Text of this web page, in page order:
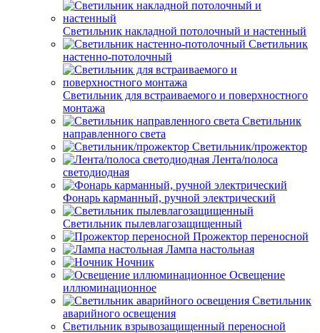
Светильник накладной потолочный и настенный
Светильник
настенно-потолочный
Светильник для встраиваемого и поверхностного
монтажа
Светильник
направленного света
Светильник/прожектор
Лента/полоса
светодиодная
Фонарь карманный, ручной электрический
Светильник пылевлагозащищенный
Прожектор переносной
Лампа настольная
Ночник
Освещение
иллюминационное
Светильник
аварийного освещения
Светильник взрывозащищенный переносной